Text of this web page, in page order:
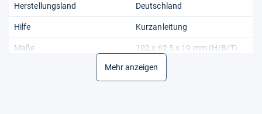
Herstellungsland Deutschland
Hilfe Kurzanleitung
Maße 102 x 62,5 x 19 mm (H/B/T)
Einheit
Mehr anzeigen